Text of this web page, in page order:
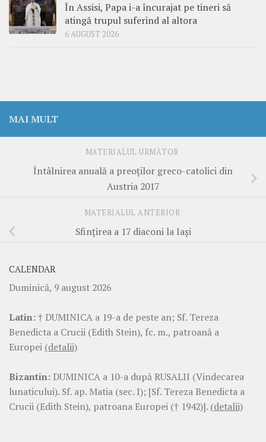
În Assisi, Papa i-a încurajat pe tineri să
atingă trupul suferind al altora
6 AUGUST 2026
MAI MULT
MATERIALUL URMĂTOR
Întâlnirea anuală a preoților greco-catolici din
Austria 2017
MATERIALUL ANTERIOR
Sfințirea a 17 diaconi la Iași
CALENDAR
Duminică, 9 august 2026
Latin:† DUMINICA a 19-a de peste an; Sf. Tereza
Benedicta a Crucii (Edith Stein), fc. m., patroană a
Europei (detalii)
Bizantin: DUMINICA a 10-a după RUSALII (Vindecarea
lunaticului). Sf. ap. Matia (sec. I); [Sf. Tereza Benedicta a
Crucii (Edith Stein), patroana Europei († 1942)]. (detalii)